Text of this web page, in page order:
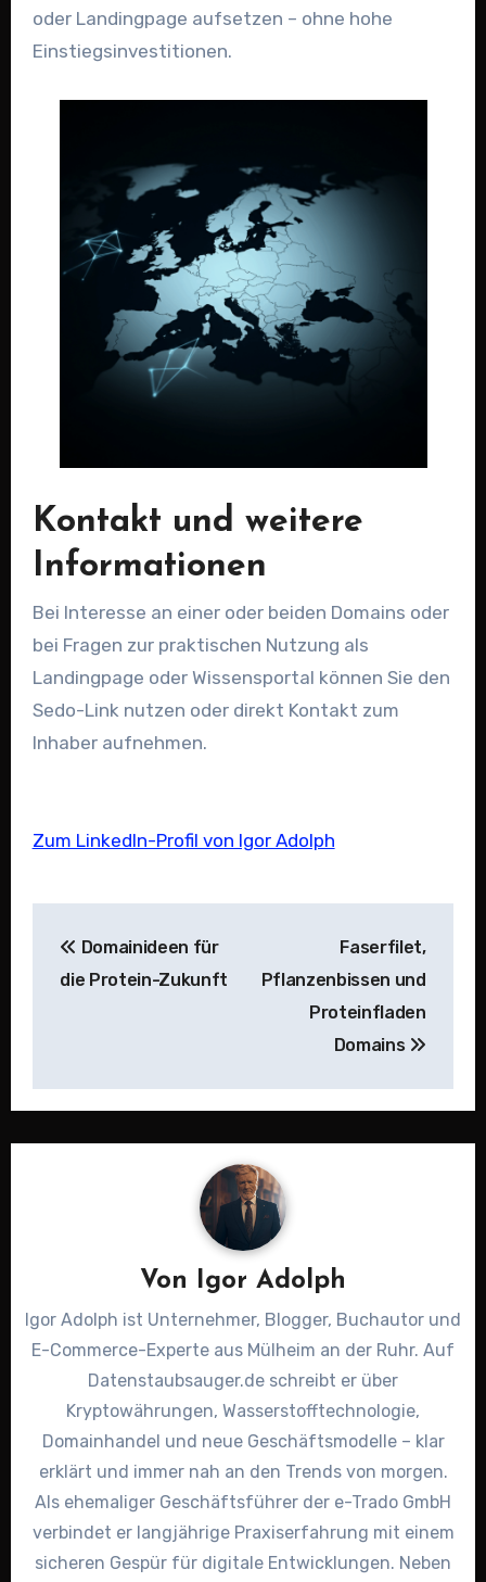
oder Landingpage aufsetzen – ohne hohe
Einstiegsinvestitionen.
Kontakt und weitere
Informationen
Bei Interesse an einer oder beiden Domains oder
bei Fragen zur praktischen Nutzung als
Landingpage oder Wissensportal können Sie den
Sedo-Link nutzen oder direkt Kontakt zum
Inhaber aufnehmen.
Zum LinkedIn-Profil von Igor Adolph
Domainideen für
die Protein-Zukunft
Faserfilet,
Pflanzenbissen und
Proteinfladen
Domains
Von Igor Adolph
Igor Adolph ist Unternehmer, Blogger, Buchautor und
E-Commerce-Experte aus Mülheim an der Ruhr. Auf
Datenstaubsauger.de schreibt er über
Kryptowährungen, Wasserstofftechnologie,
Domainhandel und neue Geschäftsmodelle – klar
erklärt und immer nah an den Trends von morgen.
Als ehemaliger Geschäftsführer der e-Trado GmbH
verbindet er langjährige Praxiserfahrung mit einem
sicheren Gespür für digitale Entwicklungen. Neben